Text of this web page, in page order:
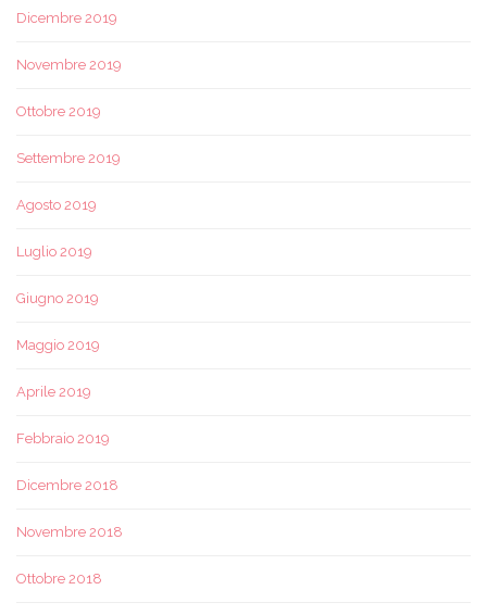
Dicembre 2019
Novembre 2019
Ottobre 2019
Settembre 2019
Agosto 2019
Luglio 2019
Giugno 2019
Maggio 2019
Aprile 2019
Febbraio 2019
Dicembre 2018
Novembre 2018
Ottobre 2018